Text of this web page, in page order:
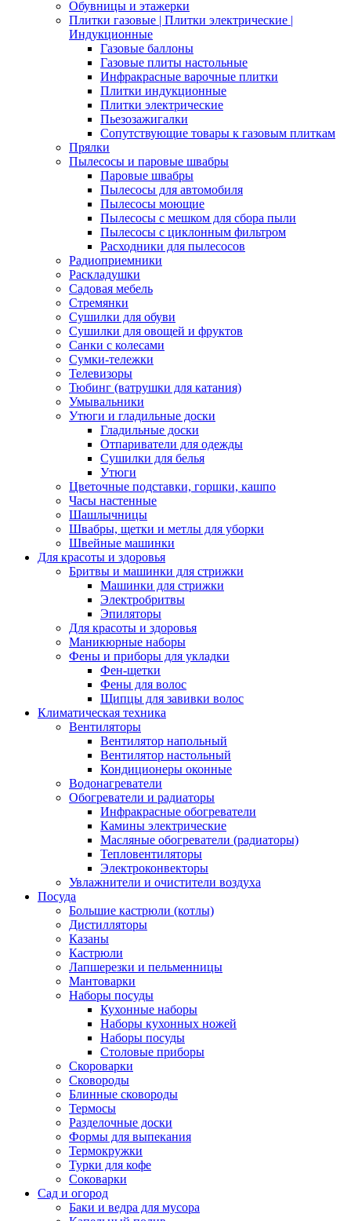
Обувницы и этажерки
Плитки газовые | Плитки электрические |
Индукционные
Газовые баллоны
Газовые плиты настольные
Инфракрасные варочные плитки
Плитки индукционные
Плитки электрические
Пьезозажигалки
Сопутствующие товары к газовым плиткам
Прялки
Пылесосы и паровые швабры
Паровые швабры
Пылесосы для автомобиля
Пылесосы моющие
Пылесосы с мешком для сбора пыли
Пылесосы с циклонным фильтром
Расходники для пылесосов
Радиоприемники
Раскладушки
Садовая мебель
Стремянки
Сушилки для обуви
Сушилки для овощей и фруктов
Санки с колесами
Сумки-тележки
Телевизоры
Тюбинг (ватрушки для катания)
Умывальники
Утюги и гладильные доски
Гладильные доски
Отпариватели для одежды
Сушилки для белья
Утюги
Цветочные подставки, горшки, кашпо
Часы настенные
Шашлычницы
Швабры, щетки и метлы для уборки
Швейные машинки
Для красоты и здоровья
Бритвы и машинки для стрижки
Машинки для стрижки
Электробритвы
Эпиляторы
Для красоты и здоровья
Маникюрные наборы
Фены и приборы для укладки
Фен-щетки
Фены для волос
Щипцы для завивки волос
Климатическая техника
Вентиляторы
Вентилятор напольный
Вентилятор настольный
Кондиционеры оконные
Водонагреватели
Обогреватели и радиаторы
Инфракрасные обогреватели
Камины электрические
Масляные обогреватели (радиаторы)
Тепловентиляторы
Электроконвекторы
Увлажнители и очистители воздуха
Посуда
Большие кастрюли (котлы)
Дистилляторы
Казаны
Кастрюли
Лапшерезки и пельменницы
Мантоварки
Наборы посуды
Кухонные наборы
Наборы кухонных ножей
Наборы посуды
Столовые приборы
Скороварки
Сковороды
Блинные сковороды
Термосы
Разделочные доски
Формы для выпекания
Термокружки
Турки для кофе
Соковарки
Сад и огород
Баки и ведра для мусора